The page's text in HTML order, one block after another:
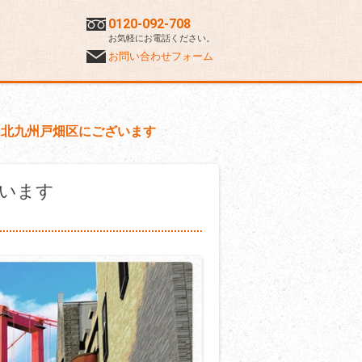
0120-092-708
お気軽にお電話ください。
お問い合わせフォーム
九州戸畑区にございます
ます